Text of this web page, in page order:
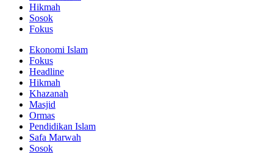
Hikmah
Sosok
Fokus
Ekonomi Islam
Fokus
Headline
Hikmah
Khazanah
Masjid
Ormas
Pendidikan Islam
Safa Marwah
Sosok